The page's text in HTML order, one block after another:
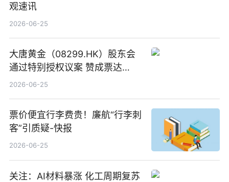
观速讯
2026-06-25
大唐黄金（08299.HK）股东会
通过特别授权议案 赞成票达
100%_新动态
2026-06-25
票价便宜行李费贵！廉航“行李刺
客”引质疑-快报
2026-06-25
关注：AI材料暴涨 化工周期复苏